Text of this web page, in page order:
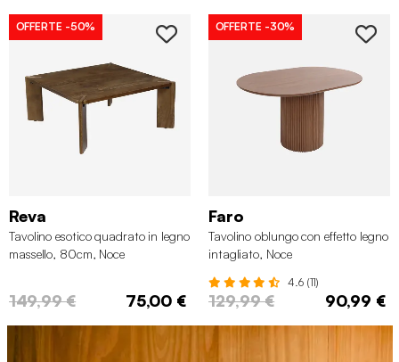
OFFERTE -50%
Reva
Tavolino esotico quadrato in legno
massello, 80cm, Noce
149,99 € 75,00 €
OFFERTE -30%
Faro
Tavolino oblungo con effetto legno
intagliato, Noce
4.6 (11)
129,99 € 90,99 €